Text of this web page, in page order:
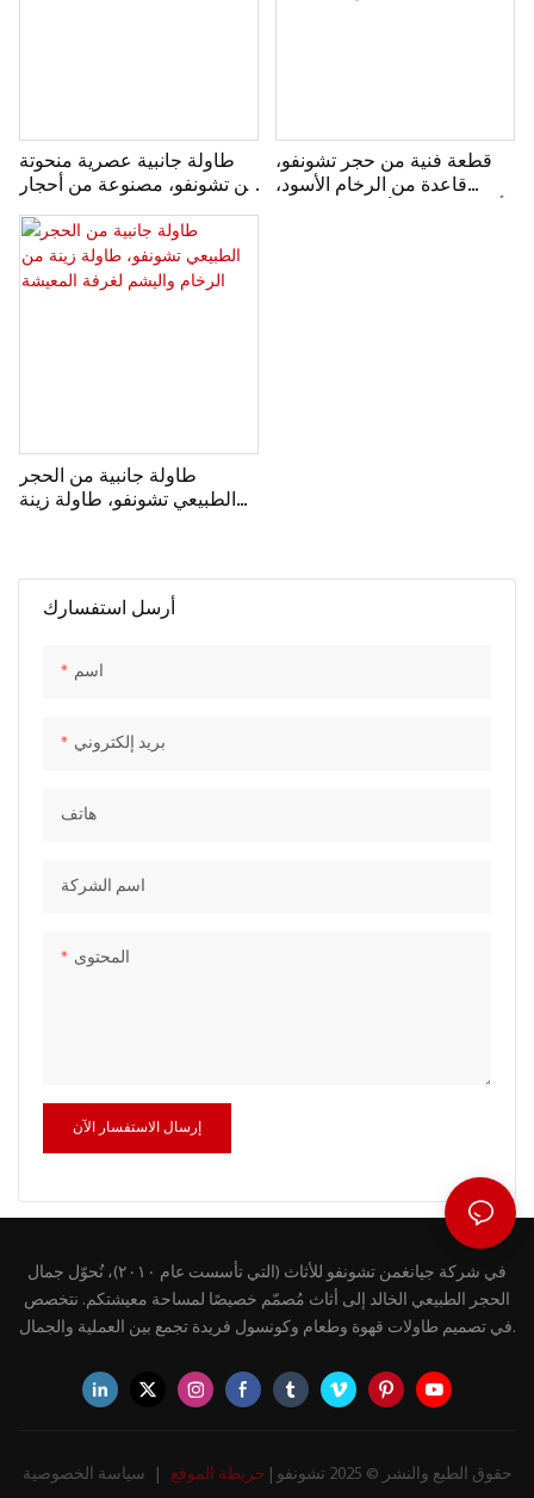
أرسل استفسارك
اسم
بريد إلكتروني
هاتف
اسم الشركة
المحتوى
إرسال الاستفسار الآن
طاولة جانبية عصرية منحوتة
من تشونفو، مصنوعة من أحجار
متعددة، مثالية لغرفة المعيشة
قطعة فنية من حجر تشونفو،
قاعدة من الرخام الأسود،
طاولة جانبية من الحجر
الطبيعي تشونفو، طاولة زينة
في شركة جيانغمن تشونفو للأثاث (التي تأسست عام ٢٠١٠)، نُحوّل جمال
الحجر الطبيعي الخالد إلى أثاث مُصمّم خصيصًا لمساحة معيشتكم. نتخصص
في تصميم طاولات قهوة وطعام وكونسول فريدة تجمع بين العملية والجمال.
حقوق الطبع والنشر © 2025 تشونفو | خريطة الموقع سياسة الخصوصية